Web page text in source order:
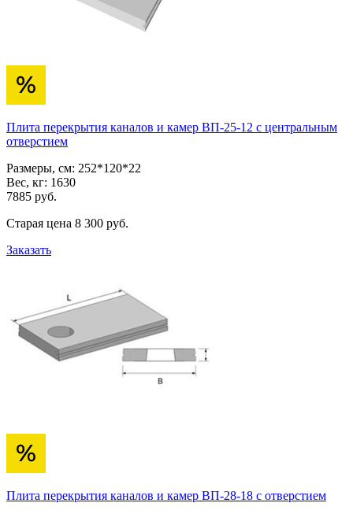
Плита перекрытия каналов и камер ВП-25-12 с центральным
отверстием
Размеры, см: 252*120*22
Вес, кг: 1630
7885 pуб.
Старая цена 8 300 pуб.
Заказать
Плита перекрытия каналов и камер ВП-28-18 с отверстием